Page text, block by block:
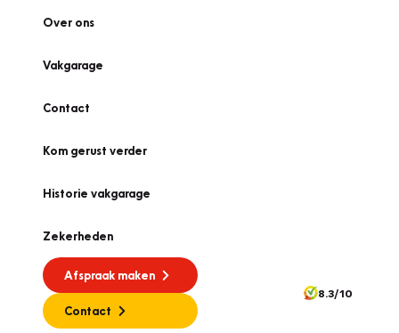
Over ons
Vakgarage
Contact
Kom gerust verder
Historie vakgarage
Zekerheden
Afspraak maken
Contact
8.3/10